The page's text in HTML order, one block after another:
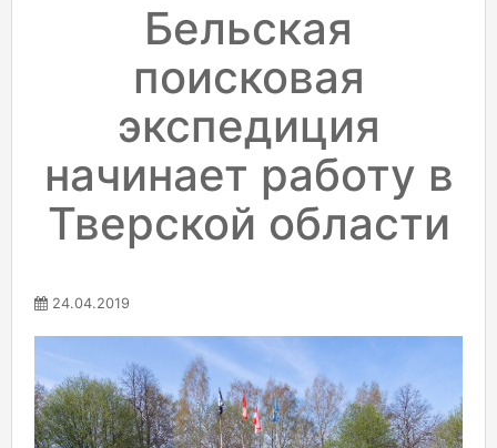
Бельская
поисковая
экспедиция
начинает работу в
Тверской области
24.04.2019